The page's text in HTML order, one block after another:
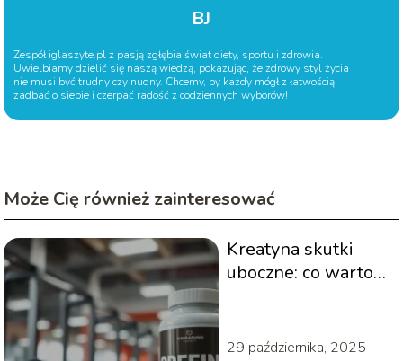
BJ
Zespół iglaszyte.pl z pasją zgłębia świat diety, sportu i zdrowia.
Uwielbiamy dzielić się naszą wiedzą, pokazując, że zdrowy styl życia
nie musi być trudny czy nudny. Chcemy, by każdy mógł z łatwością
zadbać o siebie i czerpać radość z codziennych wyborów!
Może Cię również zainteresować
Kreatyna skutki
uboczne: co warto
29 października, 2025